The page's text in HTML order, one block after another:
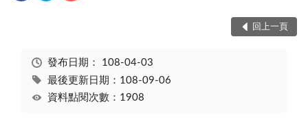
回上一頁
發布日期： 108-04-03
最後更新日期：108-09-06
資料點閱次數：1908